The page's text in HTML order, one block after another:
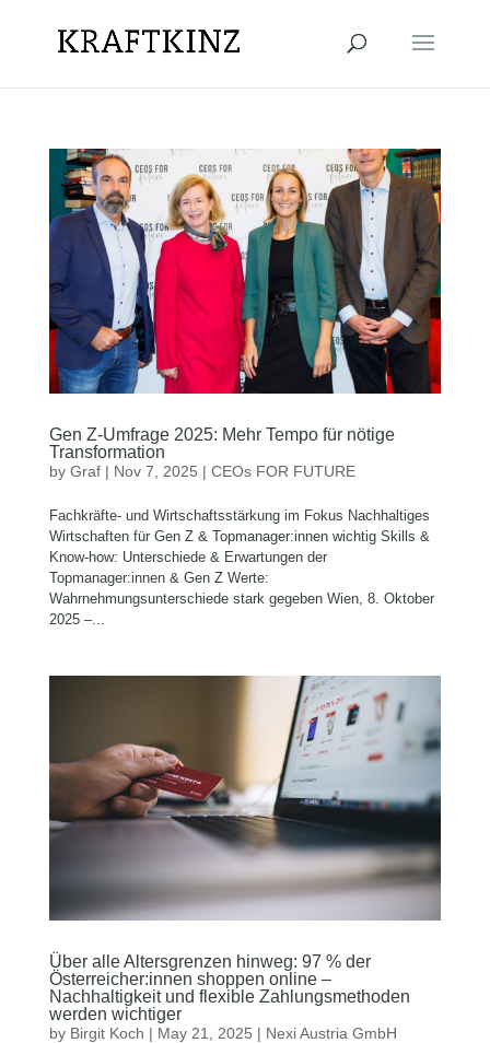
Gen Z-Umfrage 2025: Mehr Tempo für nötige
Transformation
by Graf| Nov 7, 2025 | CEOs FOR FUTURE
Fachkräfte- und Wirtschaftsstärkung im Fokus Nachhaltiges
Wirtschaften für Gen Z & Topmanager:innen wichtig Skills &
Know-how: Unterschiede & Erwartungen der
Topmanager:innen & Gen Z Werte:
Wahrnehmungsunterschiede stark gegeben Wien, 8. Oktober
2025 –...
Über alle Altersgrenzen hinweg: 97 % der
Österreicher:innen shoppen online –
Nachhaltigkeit und flexible Zahlungsmethoden
werden wichtiger
by Birgit Koch | May 21, 2025 | Nexi Austria GmbH